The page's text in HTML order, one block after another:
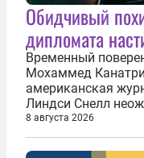
Обидчивый
дипломата
Временный
Мохаммед
американская
Линдси Снелл
бандитов,
2016 году.
то время
8 августа 2026